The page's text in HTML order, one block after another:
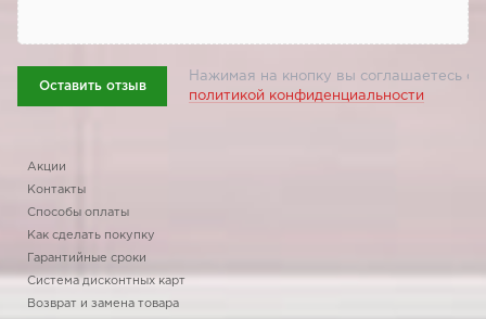
Оставить отзыв
Нажимая на кнопку вы соглашаетесь с
политикой конфиденциальности
Акции
Контакты
Способы оплаты
Как сделать покупку
Гарантийные сроки
Система дисконтных карт
Возврат и замена товара